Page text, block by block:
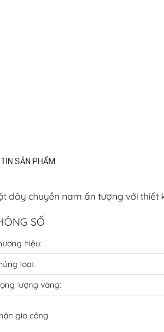
SẢN PHẨM
dây chuyền nam ấn tượng với thiết
SỐ
hiệu:
loại:
lượng vàng:
gia công